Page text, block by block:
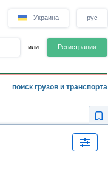
Украина рус
или Регистрация
поиск грузов и транспорта